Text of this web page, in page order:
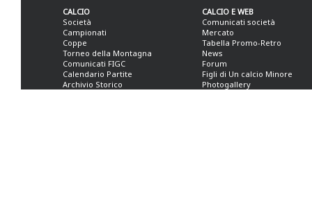
CALCIO
Società
Campionati
Coppe
Torneo della Montagna
Comunicati FIGC
Calendario Partite
Archivio Storico
CALCIO E WEB
Comunicati società
Mercato
Tabella Promo-Retro
News
Forum
Figli di Un calcio Minore
Photogallery